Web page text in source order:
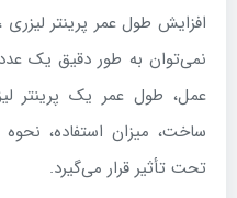
افزایش طول عمر پرینتر
نمی‌توان به طور دقیق یک
عمل، طول عمر یک پرینتر
ساخت، میزان استفاده،
تحت تأثیر قرار می‌گیرد.